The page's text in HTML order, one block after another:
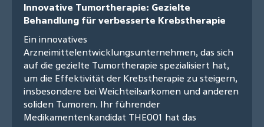
Innovative Tumortherapie: Gezielte
Behandlung für verbesserte Krebstherapie
Ein innovatives
Arzneimittelentwicklungsunternehmen, das sich
auf die gezielte Tumortherapie spezialisiert hat,
um die Effektivität der Krebstherapie zu steigern,
insbesondere bei Weichteilsarkomen und anderen
soliden Tumoren. Ihr führender
Medikamentenkandidat THE001 hat das